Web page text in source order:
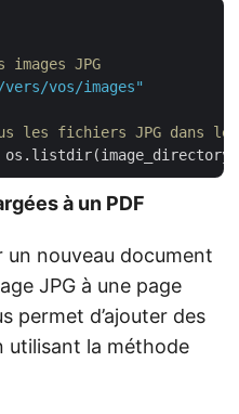
JPG
vers/vos/images"
les fichiers JPG dans le
à un PDF
un nouveau document
JPG à une page
permet d’ajouter des
utilisant la méthode